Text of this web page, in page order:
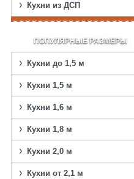
Кухни из ДСП
ПОПУЛЯРНЫЕ РАЗМЕРЫ
Кухни до 1,5 м
Кухни 1,5 м
Кухни 1,6 м
Кухни 1,8 м
Кухни 2,0 м
Кухни от 2,1 м